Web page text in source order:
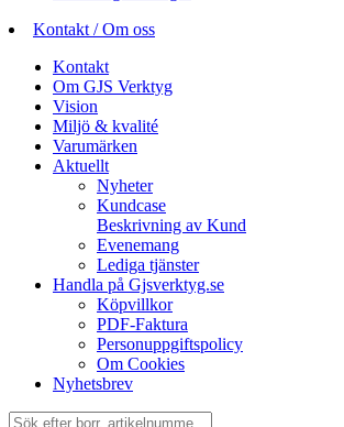
Kontakt / Om oss
Kontakt
Om GJS Verktyg
Vision
Miljö & kvalité
Varumärken
Aktuellt
Nyheter
Kundcase
Beskrivning av Kund
Evenemang
Lediga tjänster
Handla på Gjsverktyg.se
Köpvillkor
PDF-Faktura
Personuppgiftspolicy
Om Cookies
Nyhetsbrev
Sök